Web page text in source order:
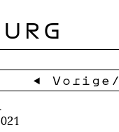
← Vorige /